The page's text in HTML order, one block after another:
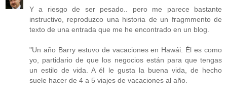
Y a riesgo de ser pesado.. pero me parece bastante
instructivo, reproduzco una historia de un fragmmento de
texto de una entrada que me he encontrado en un blog.
"Un año Barry estuvo de vacaciones en Hawái. Él es como
yo, partidario de que los negocios están para que tengas
un estilo de vida. A él le gusta la buena vida, de hecho
suele hacer de 4 a 5 viajes de vacaciones al año.